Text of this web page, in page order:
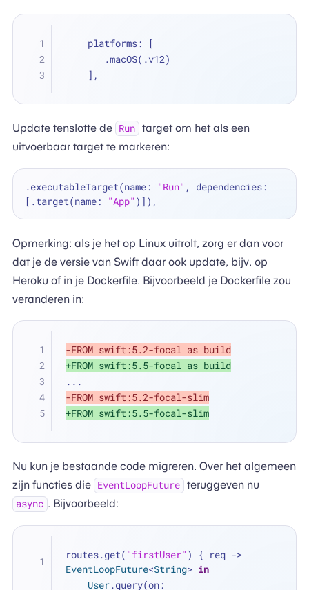
    platforms: [
       .macOS(.v12)
    ],
Update tenslotte de Run target om het als een
uitvoerbaar target te markeren:
.executableTarget(name: "Run" , dependencies:
[.target(name: "App"
Opmerking: als je het op Linux uitrolt, zorg er dan voor
dat je de versie van Swift daar ook update, bijv. op
Heroku of in je Dockerfile. Bijvoorbeeld je Dockerfile zou
veranderen in:
-FROM swift:5.2-focal as build
+FROM swift:5.5-focal as build
...
-FROM swift:5.2-focal-slim
+FROM swift:5.5-focal-slim
Nu kun je bestaande code migreren. Over het algemeen
zijn functies die EventLoopFuture teruggeven nu
async . Bijvoorbeeld:
routes.get( "firstUser"
EventLoopFuture<String> in
User.query(on: